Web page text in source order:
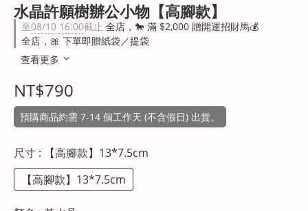
水晶許願樹辦公小物【高腳款】
至08/10 16:00截止 全店，🐎 滿 $2,000 贈開運招財馬💰
全店，🎀 下單即贈紙袋／提袋
查看更多
NT$790
預購商品約需 7-14 個工作天 (不含假日) 出貨。
尺寸 : 【高腳款】13*7.5cm
【高腳款】13*7.5cm